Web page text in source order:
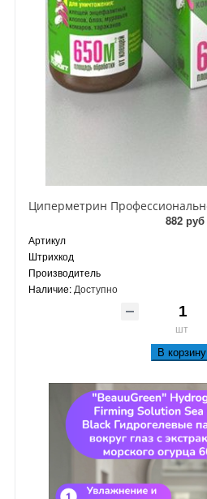
882 руб
Артикул
Штрихкод
Производитель
Наличие: Доступно
шт
В корзину